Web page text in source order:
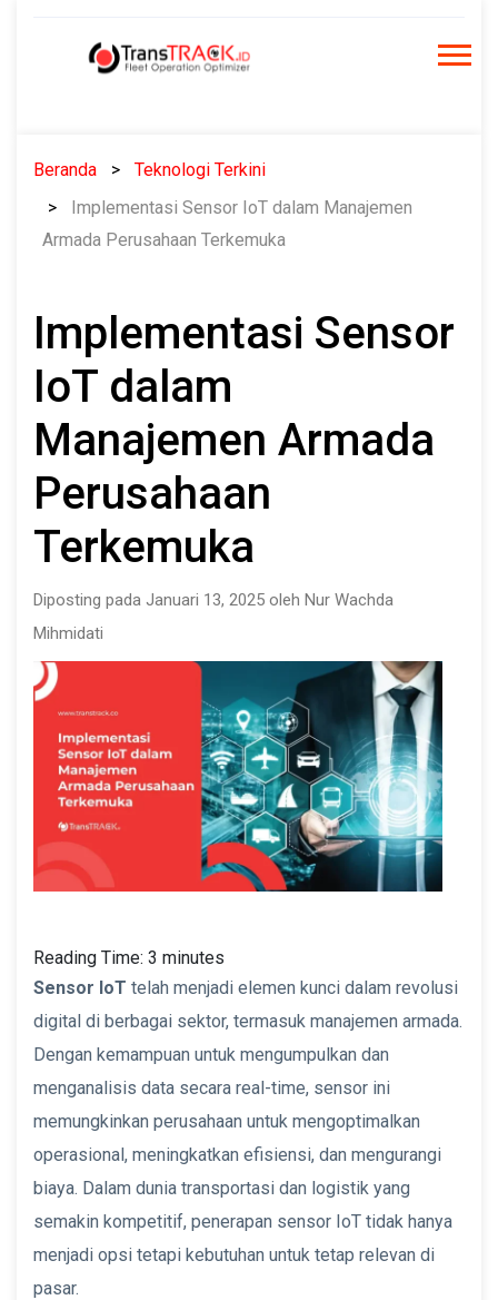
Beranda
Teknologi Terkini
Implementasi Sensor IoT dalam Manajemen
Armada Perusahaan Terkemuka
Implementasi Sensor
IoT dalam
Manajemen Armada
Perusahaan
Terkemuka
Diposting pada Januari 13, 2025 oleh Nur Wachda
Mihmidati
Reading Time: 3 minutes
Sensor IoT telah menjadi elemen kunci dalam revolusi
digital di berbagai sektor, termasuk manajemen armada.
Dengan kemampuan untuk mengumpulkan dan
menganalisis data secara real-time, sensor ini
memungkinkan perusahaan untuk mengoptimalkan
operasional, meningkatkan efisiensi, dan mengurangi
biaya. Dalam dunia transportasi dan logistik yang
semakin kompetitif, penerapan sensor IoT tidak hanya
menjadi opsi tetapi kebutuhan untuk tetap relevan di
pasar.